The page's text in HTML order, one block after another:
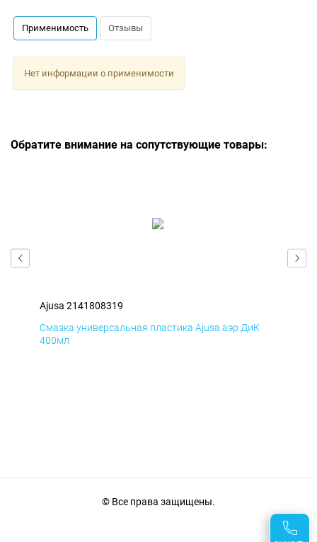
Применимость Отзывы
Нет информации о применимости
Обратите внимание на сопутствующие товары:
Ajusa 2141808319
Смазка универсальная пластика Ajusa аэр ДиК
400мл
© Все права защищены.